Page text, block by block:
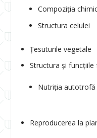
Compoziția
Structura celulei
Țesuturile vegetale
Structura și
Nutriția autotrofă
Reproducerea la